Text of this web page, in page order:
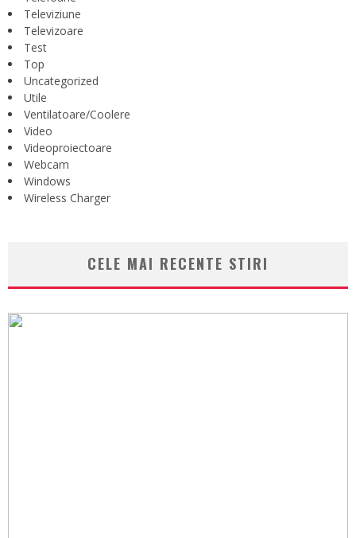
Televiziune
Televizoare
Test
Top
Uncategorized
Utile
Ventilatoare/Coolere
Video
Videoproiectoare
Webcam
Windows
Wireless Charger
CELE MAI RECENTE STIRI